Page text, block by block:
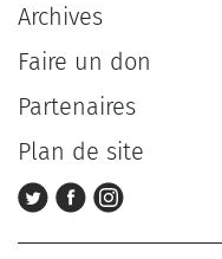
Archives
Faire un don
Partenaires
Plan de site